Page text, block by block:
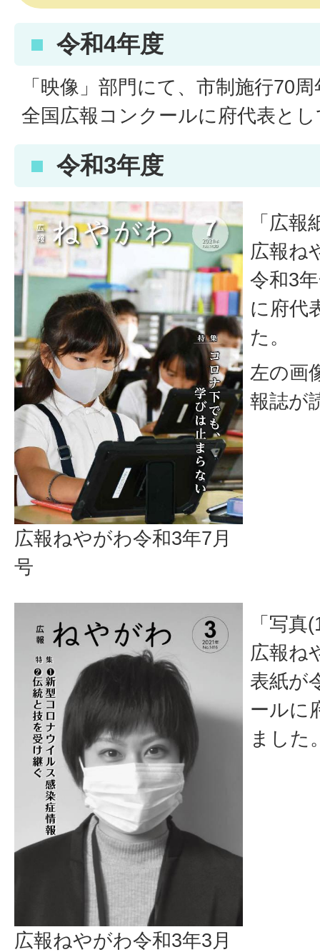
令和4年度
「映像」部門にて、市制施行70
全国広報コンクールに府代表と
令和3年度
広報ねやがわ令和3年7月
号
「広
広報ね
令和3
に府代
た。
左の画
報誌が
広報ねやがわ令和3年3月
「写
広報ね
表紙が
ールに
ました